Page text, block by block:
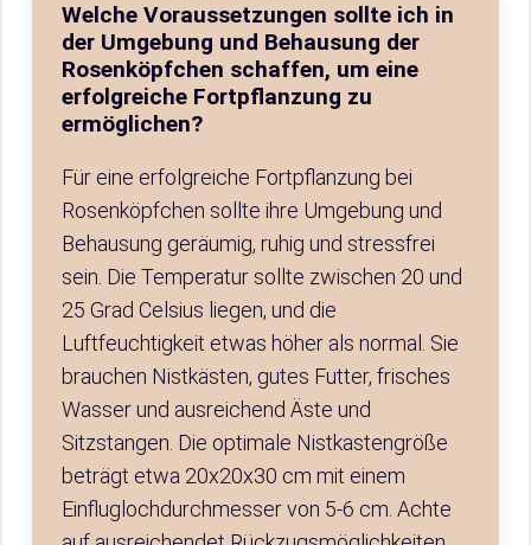
Welche Voraussetzungen sollte ich in
der Umgebung und Behausung der
Rosenköpfchen schaffen, um eine
erfolgreiche Fortpflanzung zu
ermöglichen?
Für eine erfolgreiche Fortpflanzung bei
Rosenköpfchen sollte ihre Umgebung und
Behausung geräumig, ruhig und stressfrei
sein. Die Temperatur sollte zwischen 20 und
25 Grad Celsius liegen, und die
Luftfeuchtigkeit etwas höher als normal. Sie
brauchen Nistkästen, gutes Futter, frisches
Wasser und ausreichend Äste und
Sitzstangen. Die optimale Nistkastengröße
beträgt etwa 20x20x30 cm mit einem
Einfluglochdurchmesser von 5-6 cm. Achte